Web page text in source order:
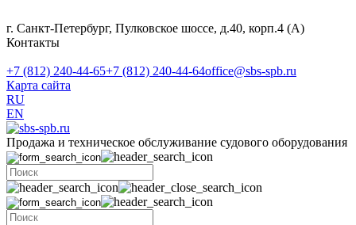
г. Санкт-Петербург, Пулковское шоссе, д.40, корп.4 (А)
Контакты
+7 (812) 240-44-65+7 (812) 240-44-64office@sbs-spb.ru
Карта сайта
RU
EN
Продажа и техническое обслуживание судового оборудования